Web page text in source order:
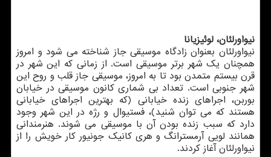
نیواورلئان، لوئیزیانا
نیواورلئان بعنوان زادگاه موسیقی جاز شناخته می شود و امروز
همچنان یک شهر برتر موسیقی است. از زمانی که این شهر در
قرن بیستم متمدن بود تا به امروز، موسیقی جاز قلب و روح این
شهر جنوبی است. تعداد بی شماری کانون موسیقی در خیابان
بوربن، اجراهای زنده خیابانی (که بهترین اجراهای خیابانی
هستند که می توان شنید)، فستیوال و رژه در این شهر وجود
دارد که سبب زنده بودن آن با موسیقی می شوند. هنرمندانی
همانند لویی آرمسترانگ و هری کانیک جونیور کار خویش را از
نیواورلئان آغاز کردند.